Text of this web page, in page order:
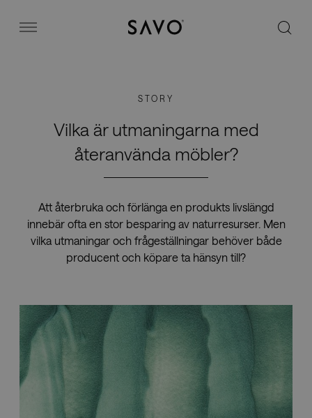
Savo
Menu
Stories
Varför Savo?
Kontakt
Nedladdningar
Showrooms
STORY
Vilka är utmaningarna med
återanvända möbler?
Att återbruka och förlänga en produkts livslängd
innebär ofta en stor besparing av naturresurser. Men
vilka utmaningar och frågeställningar behöver både
producent och köpare ta hänsyn till?